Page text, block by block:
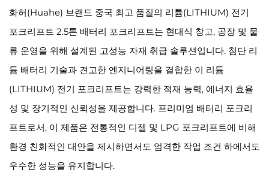
화허(Huahe) 브랜드 중국 최고 품질의 리튬(LITHIUM) 전기
포크리프트 2.5톤 배터리 포크리프트는 현대식 창고, 공장 및 물
류 운영을 위해 설계된 고성능 자재 취급 솔루션입니다. 첨단 리
튬 배터리 기술과 견고한 엔지니어링을 결합한 이 리튬
(LITHIUM) 전기 포크리프트는 강력한 적재 능력, 에너지 효율
성 및 장기적인 신뢰성을 제공합니다. 프리미엄 배터리 포크리
프트로서, 이 제품은 전통적인 디젤 및 LPG 포크리프트에 비해
환경 친화적인 대안을 제시하면서도 엄격한 작업 조건 하에서도
우수한 성능을 유지합니다.